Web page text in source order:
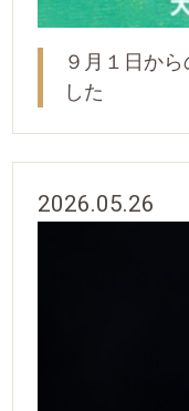
９月１日か
した
2026.05.26